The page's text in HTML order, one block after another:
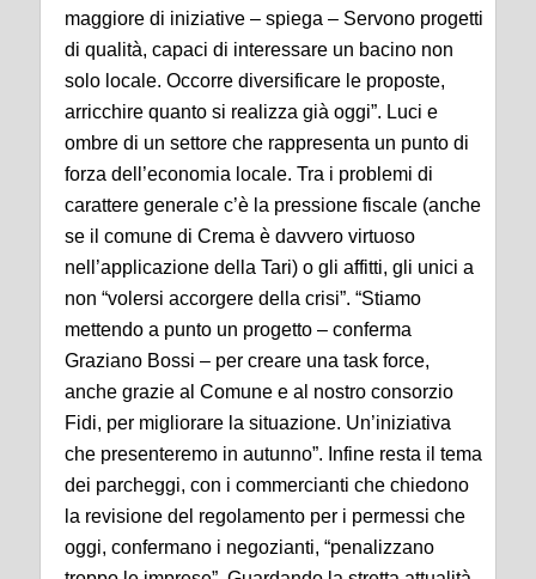
maggiore di iniziative – spiega – Servono progetti
di qualità, capaci di interessare un bacino non
solo locale. Occorre diversificare le proposte,
arricchire quanto si realizza già oggi”. Luci e
ombre di un settore che rappresenta un punto di
forza dell’economia locale. Tra i problemi di
carattere generale c’è la pressione fiscale (anche
se il comune di Crema è davvero virtuoso
nell’applicazione della Tari) o gli affitti, gli unici a
non “volersi accorgere della crisi”. “Stiamo
mettendo a punto un progetto – conferma
Graziano Bossi – per creare una task force,
anche grazie al Comune e al nostro consorzio
Fidi, per migliorare la situazione. Un’iniziativa
che presenteremo in autunno”. Infine resta il tema
dei parcheggi, con i commercianti che chiedono
la revisione del regolamento per i permessi che
oggi, confermano i negozianti, “penalizzano